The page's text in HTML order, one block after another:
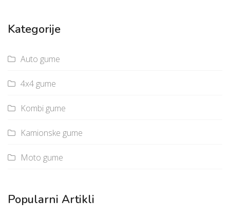
Kategorije
Auto gume
4x4 gume
Kombi gume
Kamionske gume
Moto gume
Popularni Artikli